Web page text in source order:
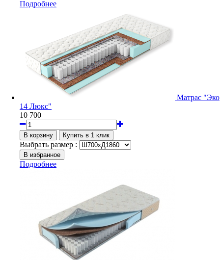
Подробнее
Матрас "Эко
14 Люкс"
10 700
Выбрать размер :
Подробнее